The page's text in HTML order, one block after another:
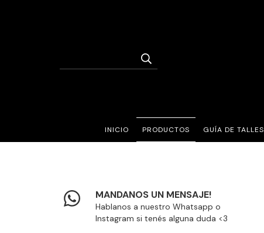
INICIO PRODUCTOS GUÍA DE TALLES
MANDANOS UN MENSAJE!
Hablanos a nuestro Whatsapp o
Instagram si tenés alguna duda <3